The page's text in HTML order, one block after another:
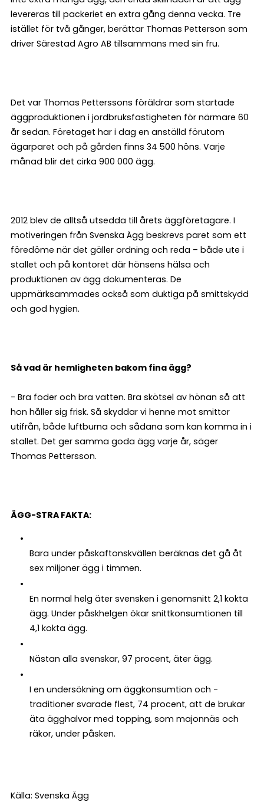
levereras till packeriet en extra gång denna vecka. Tre
istället för två gånger, berättar Thomas Petterson som
driver Särestad Agro AB tillsammans med sin fru.
Det var Thomas Petterssons föräldrar som startade
äggproduktionen i jordbruksfastigheten för närmare 60
år sedan. Företaget har i dag en anställd förutom
ägarparet och på gården finns 34 500 höns. Varje
månad blir det cirka 900 000 ägg.
2012 blev de alltså utsedda till årets äggföretagare. I
motiveringen från Svenska Ägg beskrevs paret som ett
föredöme när det gäller ordning och reda – både ute i
stallet och på kontoret där hönsens hälsa och
produktionen av ägg dokumenteras. De
uppmärksammades också som duktiga på smittskydd
och god hygien.
Så vad är hemligheten bakom fina ägg?
- Bra foder och bra vatten. Bra skötsel av hönan så att
hon håller sig frisk. Så skyddar vi henne mot smittor
utifrån, både luftburna och sådana som kan komma in i
stallet. Det ger samma goda ägg varje år, säger
Thomas Pettersson.
ÄGG-STRA FAKTA:
Bara under påskaftonskvällen beräknas det gå åt
sex miljoner ägg i timmen.
En normal helg äter svensken i genomsnitt 2,1 kokta
ägg. Under påskhelgen ökar snittkonsumtionen till
4,1 kokta ägg.
Nästan alla svenskar, 97 procent, äter ägg.
I en undersökning om äggkonsumtion och -
traditioner svarade flest, 74 procent, att de brukar
äta ägghalvor med topping, som majonnäs och
räkor, under påsken.
Källa: Svenska Ägg